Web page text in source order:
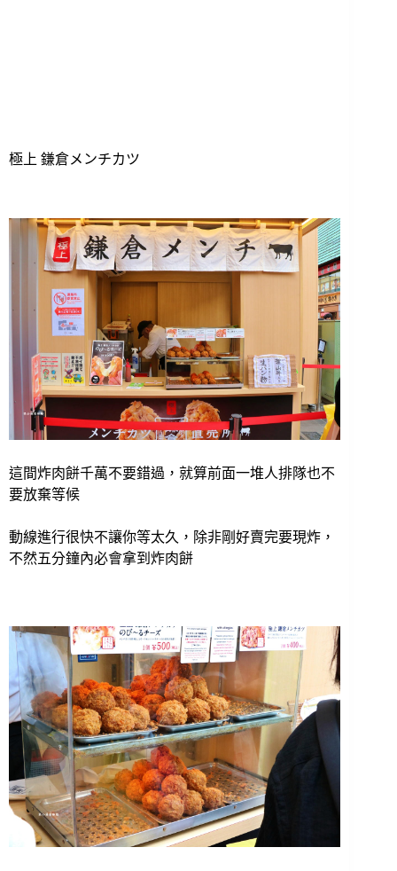
極上 鎌倉メンチカツ
這間炸肉餅千萬不要錯過，就算前面一堆人排隊也不
要放棄等候
動線進行很快不讓你等太久，除非剛好賣完要現炸，
不然五分鐘內必會拿到炸肉餅